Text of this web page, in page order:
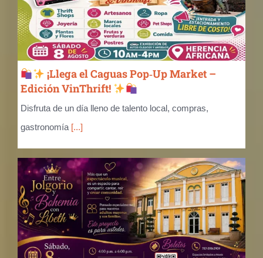
¡Llega el Caguas Pop‑Up Market –
Edición VinThrift!
Disfruta de un día lleno de talento local, compras,
gastronomía[...]